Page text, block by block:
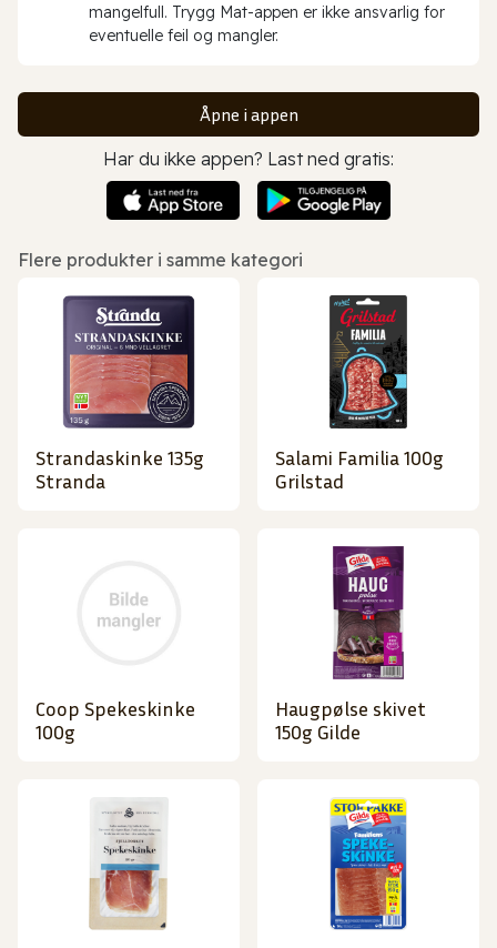
mangelfull. Trygg Mat-appen er ikke ansvarlig for
eventuelle feil og mangler.
Åpne i appen
Har du ikke appen? Last ned gratis:
Flere produkter i samme kategori
Strandaskinke 135g
Stranda
Salami Familia 100g
Grilstad
Coop Spekeskinke
100g
Haugpølse skivet
150g Gilde